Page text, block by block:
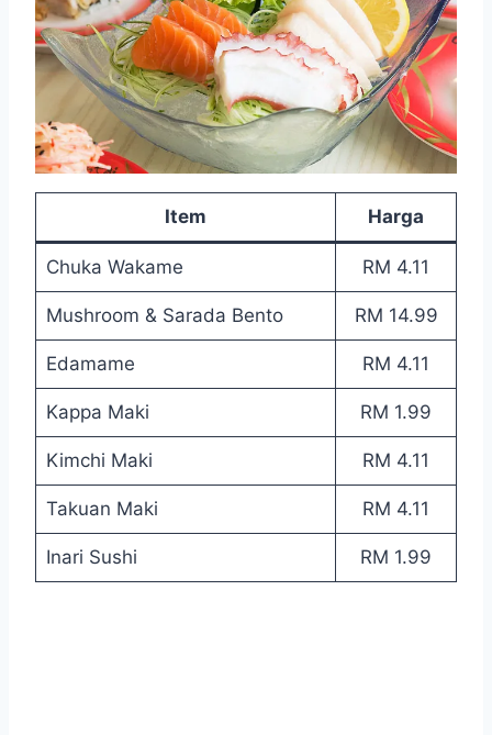
Item Harga
Chuka Wakame RM 4.11
Mushroom & Sarada Bento RM 14.99
Edamame RM 4.11
Kappa Maki RM 1.99
Kimchi Maki RM 4.11
Takuan Maki RM 4.11
Inari Sushi RM 1.99